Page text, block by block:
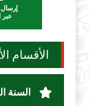
إرسال
عبر
الأقسام
السنة